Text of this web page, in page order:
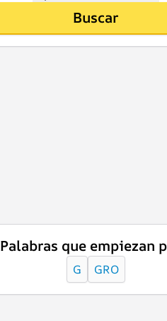
Buscar
Palabras que empiezan
G GRO